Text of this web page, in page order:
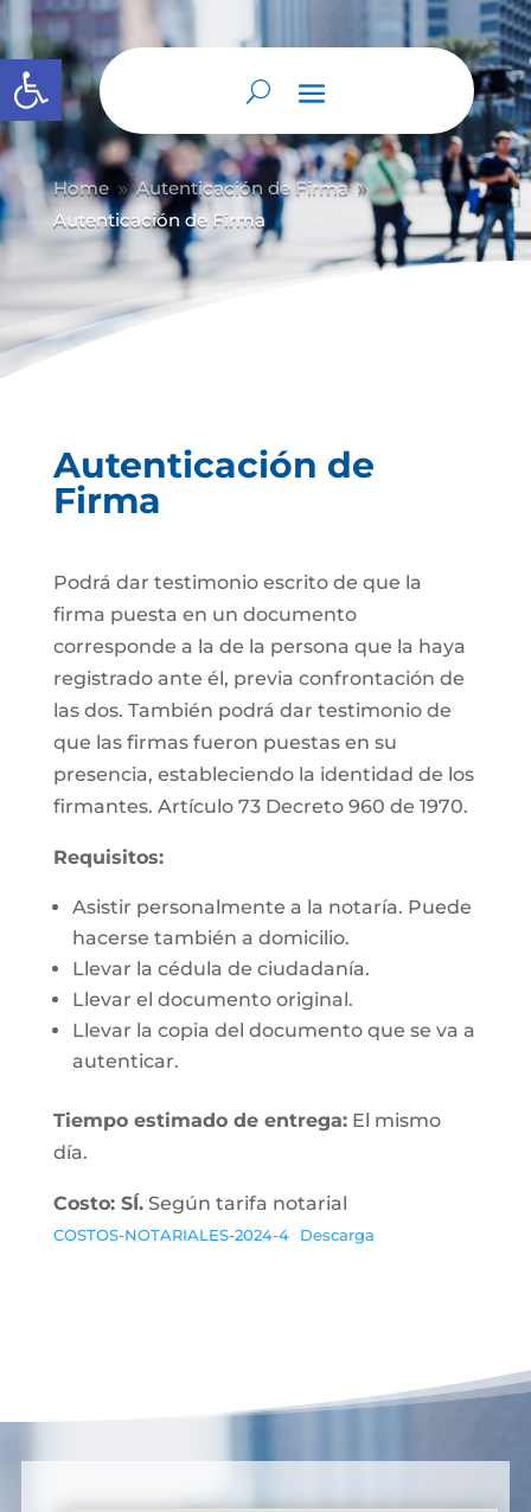
Abrir barra de herramientas
Home 9 Autenticación de Firma 9
Autenticación de Firma
Autenticación de
Firma
Podrá dar testimonio escrito de que la
firma puesta en un documento
corresponde a la de la persona que la haya
registrado ante él, previa confrontación de
las dos. También podrá dar testimonio de
que las firmas fueron puestas en su
presencia, estableciendo la identidad de los
firmantes. Artículo 73 Decreto 960 de 1970.
Requisitos:
Asistir personalmente a la notaría. Puede
hacerse también a domicilio.
Llevar la cédula de ciudadanía.
Llevar el documento original.
Llevar la copia del documento que se va a
autenticar.
Tiempo estimado de entrega:El mismo
día.
Costo: SÍ.Según tarifa notarial
COSTOS-NOTARIALES-2024-4 Descarga